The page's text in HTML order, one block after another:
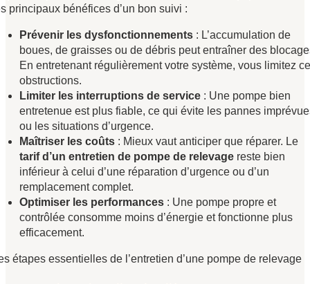
principaux bénéfices d’un bon suivi :
Prévenir les dysfonctionnements : L’accumulation de
boues, de graisses ou de débris peut entraîner des
En entretenant régulièrement votre système, vous limitez
obstructions.
Limiter les interruptions de service : Une pompe bien
entretenue est plus fiable, ce qui évite les pannes
ou les situations d’urgence.
Maîtriser les coûts : Mieux vaut anticiper que réparer. Le
tarif d’un entretien de pompe de relevage reste bien
inférieur à celui d’une réparation d’urgence ou d’un
remplacement complet.
Optimiser les performances : Une pompe propre et
contrôlée consomme moins d’énergie et fonctionne plus
efficacement.
étapes essentielles de l’entretien d’une pompe de relevage